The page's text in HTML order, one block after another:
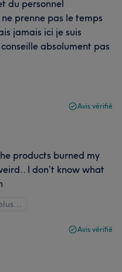
du personnel
prenne pas le temps
jamais ici je suis
absolument pas
Avis vérifié
products burned my
I don’t know what
Avis vérifié